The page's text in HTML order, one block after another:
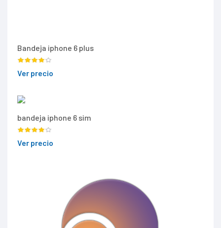
Bandeja iphone 6 plus
Ver precio
bandeja iphone 6 sim
Ver precio